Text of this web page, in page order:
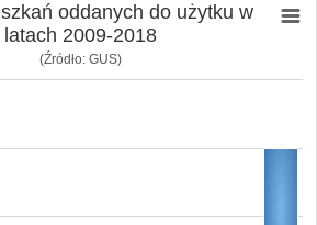
oddanych do użytku w
latach 2009-2018
(Źródło: GUS)